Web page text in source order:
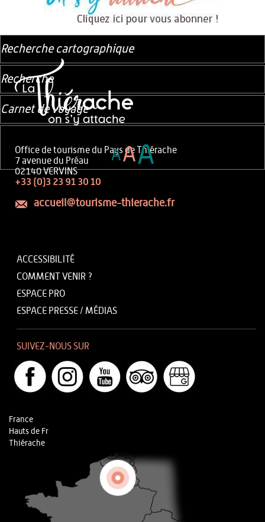
Office de tourisme du Pays de Thiérache
7 avenue du Préau
02140 VERVINS
+33 (0)3 23 91 30 10
accueil@tourisme-thierache.fr
ACCESSIBILITÉ
COMMENT VENIR ?
ESPACE PRO
ESPACE PRESSE / MÉDIAS
SUIVEZ-NOUS SUR
France
Hauts de Fr
Thiérache
Recherche cartographique
Recherche
Carnet de voyage
AAA